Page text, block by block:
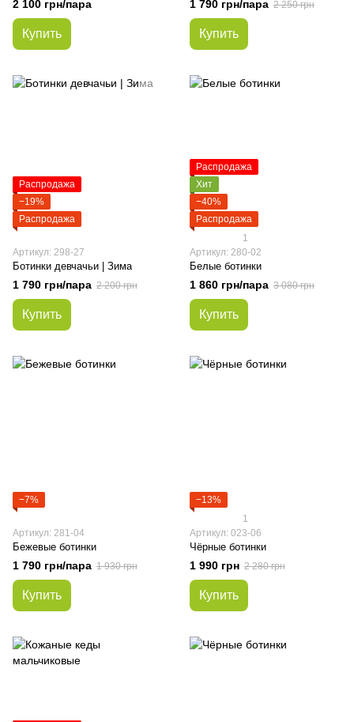
2 100 грн/пара
Купить
1 790 грн/пара 2 250 грн
Купить
Распродажа
−19%
Распродажа
Артикул: 298-27
Ботинки девчачьи | Зима
1 790 грн/пара 2 200 грн
Купить
Распродажа
Хит
−40%
Распродажа
1
Артикул: 280-02
Белые ботинки
1 860 грн/пара 3 080 грн
Купить
−7%
Артикул: 281-04
Бежевые ботинки
1 790 грн/пара 1 930 грн
Купить
−13%
1
Артикул: 023-06
Чёрные ботинки
1 990 грн 2 280 грн
Купить